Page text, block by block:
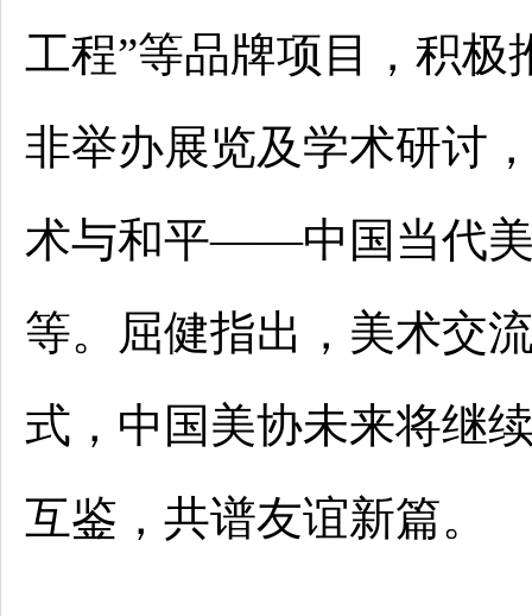
工程”等品牌项目，积
非举办展览及学术研讨
术与和平——中国当代美
等。屈健指出，美术交
式，中国美协未来将继
互鉴，共谱友谊新篇。